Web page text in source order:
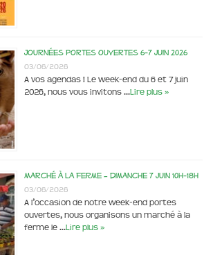
Journées portes ouvertes 6-7 juin 2026
03/06/2026
A vos agendas ! Le week-end du 6 et 7 juin
2026, nous vous invitons …Lire plus »
Marché à la ferme – dimanche 7 juin 10h-18h
03/06/2026
A l’occasion de notre week-end portes
ouvertes, nous organisons un marché à la
ferme le …Lire plus »